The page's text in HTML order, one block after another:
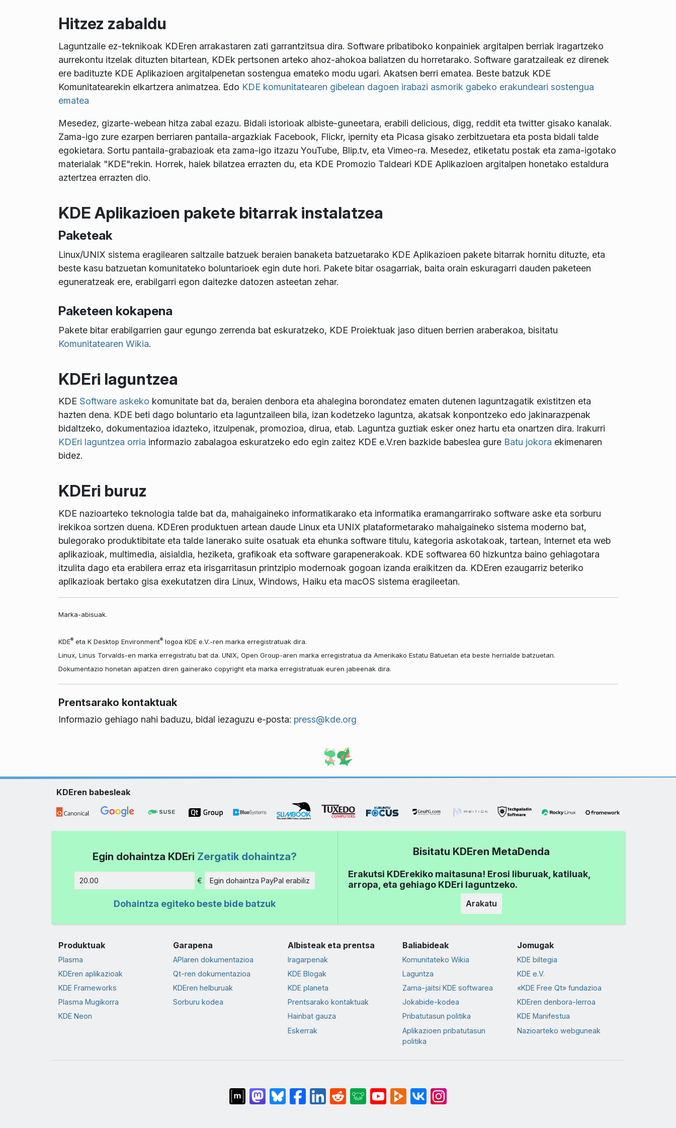
Hitzez zabaldu
Laguntzaile ez-teknikoak KDEren arrakastaren zati garrantzitsua dira. Software pribatiboko konpainiek argitalpen berriak iragartzeko
aurrekontu itzelak dituzten bitartean, KDEk pertsonen arteko ahoz-ahokoa baliatzen du horretarako. Software garatzaileak ez direnek
ere badituzte KDE Aplikazioen argitalpenetan sostengua emateko modu ugari. Akatsen berri ematea. Beste batzuk KDE
Komunitatearekin elkartzera animatzea. Edo KDE komunitatearen gibelean dagoen irabazi asmorik gabeko erakundeari sostengua
ematea
Mesedez, gizarte-webean hitza zabal ezazu. Bidali istorioak albiste-guneetara, erabili delicious, digg, reddit eta twitter gisako kanalak.
Zama-igo zure ezarpen berriaren pantaila-argazkiak Facebook, Flickr, ipernity eta Picasa gisako zerbitzuetara eta posta bidali talde
egokietara. Sortu pantaila-grabazioak eta zama-igo itzazu YouTube, Blip.tv, eta Vimeo-ra. Mesedez, etiketatu postak eta zama-igotako
materialak "KDE"rekin. Horrek, haiek bilatzea errazten du, eta KDE Promozio Taldeari KDE Aplikazioen argitalpen honetako estaldura
aztertzea errazten dio.
KDE Aplikazioen pakete bitarrak instalatzea
Paketeak
Linux/UNIX sistema eragilearen saltzaile batzuek beraien banaketa batzuetarako KDE Aplikazioen pakete bitarrak hornitu dituzte, eta
beste kasu batzuetan komunitateko boluntarioek egin dute hori. Pakete bitar osagarriak, baita orain eskuragarri dauden paketeen
eguneratzeak ere, erabilgarri egon daitezke datozen asteetan zehar.
Paketeen kokapena
Pakete bitar erabilgarrien gaur egungo zerrenda bat eskuratzeko, KDE Proiektuak jaso dituen berrien araberakoa, bisitatu
Komunitatearen Wikia.
KDEri laguntzea
KDE Software askeko komunitate bat da, beraien denbora eta ahalegina borondatez ematen dutenen laguntzagatik existitzen eta
hazten dena. KDE beti dago boluntario eta laguntzaileen bila, izan kodetzeko laguntza, akatsak konpontzeko edo jakinarazpenak
bidaltzeko, dokumentazioa idazteko, itzulpenak, promozioa, dirua, etab. Laguntza guztiak esker onez hartu eta onartzen dira. Irakurri
KDEri laguntzea orria informazio zabalagoa eskuratzeko edo egin zaitez KDE e.V.ren bazkide babeslea gure Batu jokora ekimenaren
bidez.
KDEri buruz
KDE nazioarteko teknologia talde bat da, mahaigaineko informatikarako eta informatika eramangarrirako software aske eta sorburu
irekikoa sortzen duena. KDEren produktuen artean daude Linux eta UNIX plataformetarako mahaigaineko sistema moderno bat,
bulegorako produktibitate eta talde lanerako suite osatuak eta ehunka software titulu, kategoria askotakoak, tartean, Internet eta web
aplikazioak, multimedia, aisialdia, heziketa, grafikoak eta software garapenerakoak. KDE softwarea 60 hizkuntza baino gehiagotara
itzulita dago eta erabilera erraz eta irisgarritasun printzipio modernoak gogoan izanda eraikitzen da. KDEren ezaugarriz beteriko
aplikazioak bertako gisa exekutatzen dira Linux, Windows, Haiku eta macOS sistema eragileetan.
Marka-abisuak.
KDE®eta K Desktop Environment®logoa KDE e.V.-ren marka erregistratuak dira.
Linux, Linus Torvalds-en marka erregistratu bat da. UNIX, Open Group-aren marka erregistratua da Amerikako Estatu Batuetan eta beste herrialde batzuetan.
Dokumentazio honetan aipatzen diren gainerako copyright eta marka erregistratuak euren jabeenak dira.
Prentsarako kontaktuak
Informazio gehiago nahi baduzu, bidal iezaguzu e-posta: press@kde.org
KDEren babesleak
Egin dohaintza KDEri Zergatik dohaintza?
Kopurua
€ Egin dohaintza PayPal erabiliz
Dohaintza egiteko beste bide batzuk
Bisitatu KDEren MetaDenda
Erakutsi KDErekiko maitasuna! Erosi liburuak, katiluak,
arropa, eta gehiago KDEri laguntzeko.
Arakatu
Produktuak
Plasma
KDEren aplikazioak
KDE Frameworks
Plasma Mugikorra
KDE Neon
Garapena
APIaren dokumentazioa
Qt-ren dokumentazioa
KDEren helburuak
Sorburu kodea
Albisteak eta prentsa
Iragarpenak
KDE Blogak
KDE planeta
Prentsarako kontaktuak
Hainbat gauza
Eskerrak
Baliabideak
Komunitateko Wikia
Laguntza
Zama-jaitsi KDE softwarea
Jokabide-kodea
Pribatutasun politika
Aplikazioen pribatutasun
politika
Jomugak
KDE biltegia
KDE e.V.
«KDE Free Qt» fundazioa
KDEren denbora-lerroa
KDE Manifestua
Nazioarteko webguneak